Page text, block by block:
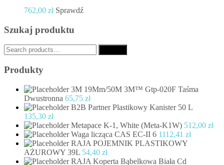
762,00 zł Sprawdź
Szukaj produktu
Search
for:
Produkty
3M 19Mm/50M 3M™ Gtp-020F Taśma
Dwustronna 65,75 zł
B2B Partner Plastikowy Kanister 50 L
135,30 zł
Metapace K-1, White (Meta-K1W) 512,00 zł
Waga licząca CAS EC-II 6 1112,41 zł
RAJA POJEMNIK PLASTIKOWY
AŻUROWY 39L 54,40 zł
RAJA Koperta Bąbelkowa Biała Cd